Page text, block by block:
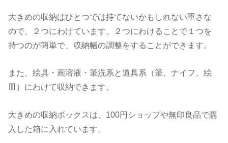
大きめの収納はひとつでは持てないかもしれない重さな
ので、２つにわけています。２つにわけることで１つを
持つのが簡単で、収納幅の調整をすることができます。
また、絵具・画溶液・筆洗系と道具系（筆、ナイフ、絵
皿）にわけて収納できます。
大きめの収納ボックスは、100円ショップや無印良品で購
入した箱に入れています。